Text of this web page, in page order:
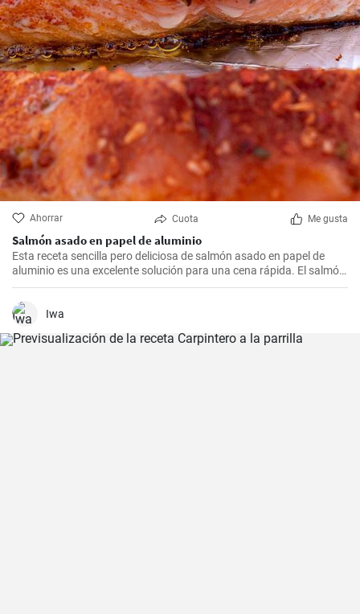
Ahorrar Cuota Me gusta
Salmón asado en papel de aluminio
Esta receta sencilla pero deliciosa de salmón asado en papel de
aluminio es una excelente solución para una cena rápida. El salmón
está lleno de ácidos grasos omega-3 y es también una excelente
fuente de proteínas. Asar el salmón en papel de aluminio mantiene
la carne jugosa y llena de sabor.
Iwa